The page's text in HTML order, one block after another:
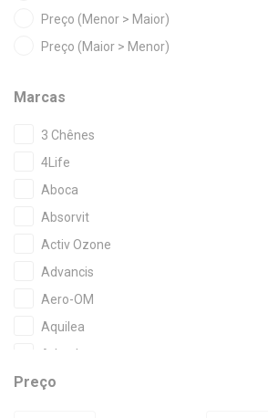
Preço (Menor > Maior)
Preço (Maior > Menor)
Marcas
3 Chênes
4Life
Aboca
Absorvit
Activ Ozone
Advancis
Aero-OM
Aquilea
Arkopharma
Bacidofilus
Preço